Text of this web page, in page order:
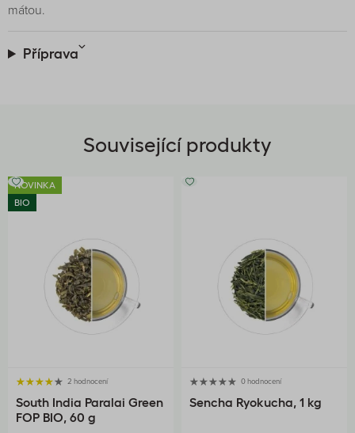
mátou.
Příprava
Související produkty
NOVINKA
BIO
2 hodnocení
South India Paralai Green
FOP BIO, 60 g
0 hodnocení
Sencha Ryokucha, 1 kg